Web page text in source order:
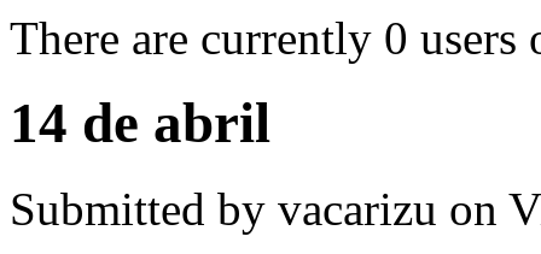
There are currently 0 users
14 de abril
Submitted by vacarizu on